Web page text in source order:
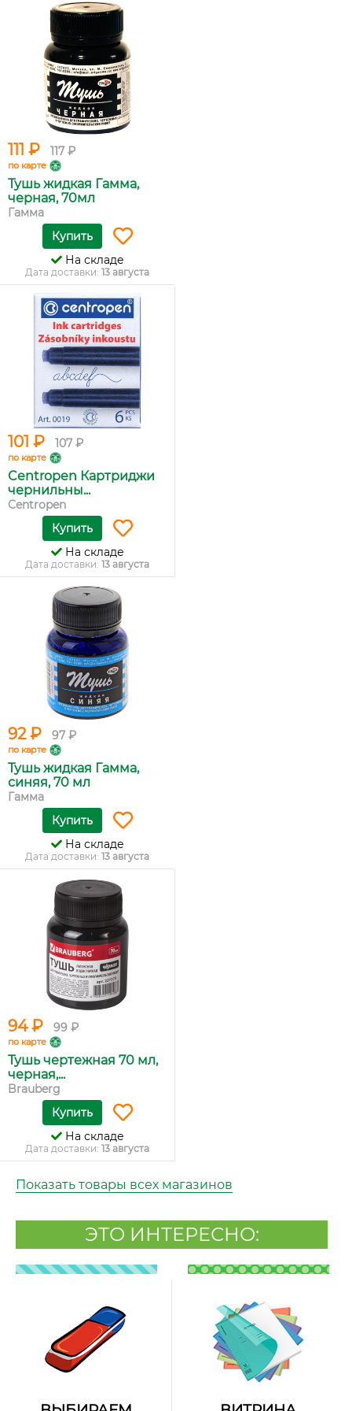
111 ₽ 117 ₽
по карте
Тушь жидкая Гамма,
черная, 70мл
Гамма
Купить
На складе
Дата доставки: 13 августа
101 ₽ 107 ₽
по карте
Centropen Картриджи
чернильны...
Centropen
Купить
На складе
Дата доставки: 13 августа
92 ₽ 97 ₽
по карте
Тушь жидкая Гамма,
синяя, 70 мл
Гамма
Купить
На складе
Дата доставки: 13 августа
94 ₽ 99 ₽
по карте
Тушь чертежная 70 мл,
черная,...
Brauberg
Купить
На складе
Дата доставки: 13 августа
Показать товары всех магазинов
ЭТО ИНТЕРЕСНО: